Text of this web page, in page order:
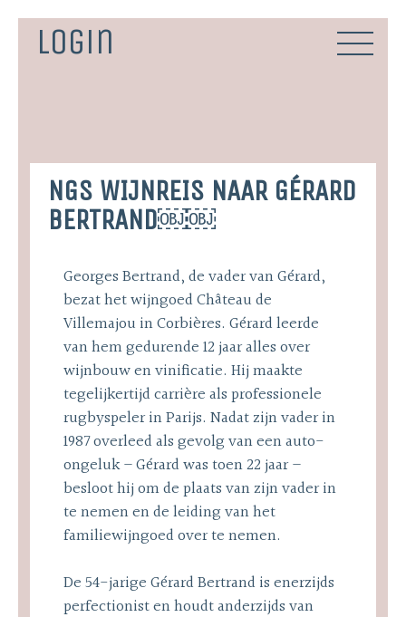
contentLogin
NGS WIJNREIS NAAR GÉRARD
BERTRAND￼￼
Georges Bertrand, de vader van Gérard,
bezat het wijngoed Château de
Villemajou in Corbières. Gérard leerde
van hem gedurende 12 jaar alles over
wijnbouw en vinificatie. Hij maakte
tegelijkertijd carrière als professionele
rugbyspeler in Parijs. Nadat zijn vader in
1987 overleed als gevolg van een auto-
ongeluk – Gérard was toen 22 jaar –
besloot hij om de plaats van zijn vader in
te nemen en de leiding van het
familiewijngoed over te nemen.
De 54-jarige Gérard Bertrand is enerzijds
perfectionist en houdt anderzijds van